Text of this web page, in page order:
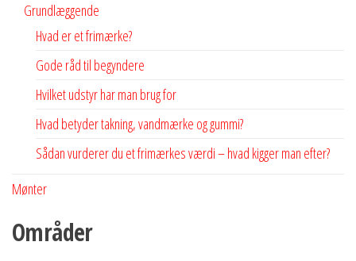
Grundlæggende
Hvad er et frimærke?
Gode råd til begyndere
Hvilket udstyr har man brug for
Hvad betyder takning, vandmærke og gummi?
Sådan vurderer du et frimærkes værdi – hvad kigger man efter?
Mønter
Områder